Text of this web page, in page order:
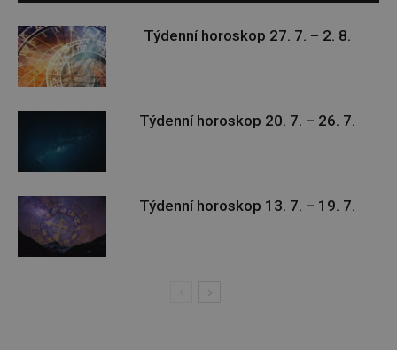
Týdenní horoskop 27. 7. – 2. 8.
Týdenní horoskop 20. 7. – 26. 7.
Týdenní horoskop 13. 7. – 19. 7.